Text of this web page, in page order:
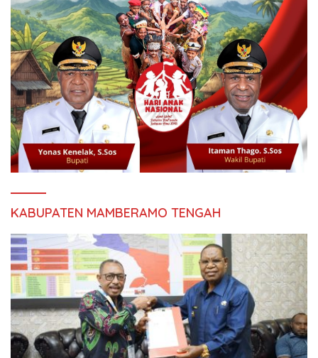
KABUPATEN MAMBERAMO TENGAH